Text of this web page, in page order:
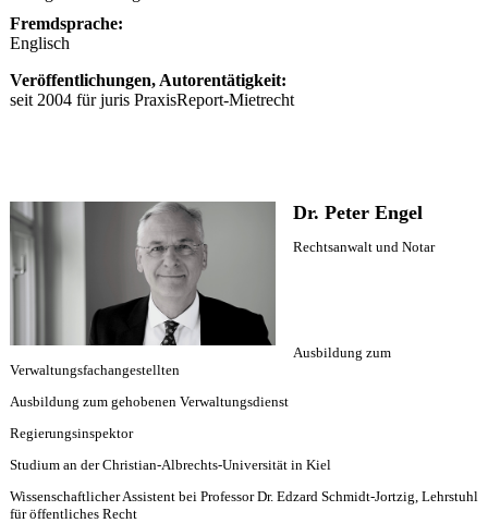
Fremdsprache:
Englisch
Veröffentlichungen, Autorentätigkeit:
seit 2004 für juris PraxisReport-Mietrecht
Dr. Peter Engel
Rechtsanwalt und Notar
Ausbildung zum
Verwaltungsfachangestellten
Ausbildung zum gehobenen Verwaltungsdienst
Regierungsinspektor
Studium an der Christian-Albrechts-Universität in Kiel
Wissenschaftlicher Assistent bei Professor Dr. Edzard Schmidt-Jortzig, Lehrstuhl
für öffentliches Recht